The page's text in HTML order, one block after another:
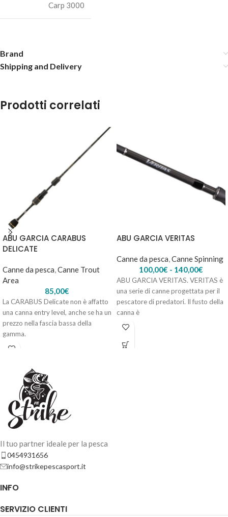
Carp 3000
Brand
Shipping and Delivery
Prodotti correlati
ABU GARCIA CARABUS
DELICATE
Canne da pesca,Canne Trout
Area
85,00€
La CARABUS Delicate non è affatto
una canna entry level, anche se ha un
prezzo nella fascia bassa della
gamma.
ABU GARCIA VERITAS
Canne da pesca,Canne Spinning
100,00€ - 140,00€
ABU GARCIA VERITAS. VERITAS è
una serie di canne progettata per il
pescatore di predatori. Il fusto della
canna è
Il tuo partner ideale per la pesca
0454931656
info@strikepescasport.it
INFO
SERVIZIO CLIENTI